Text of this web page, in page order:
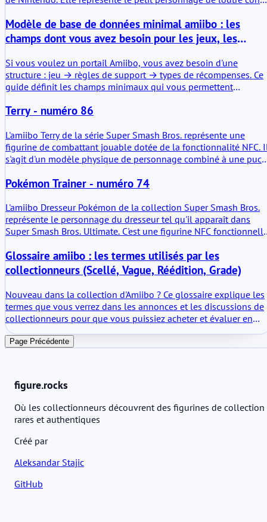
Designer. Comme les autres figurines de cette série, l'objet
contient une petite puce NFC. Lorsqu'elle est scannée par des
consoles Nintendo compatibles, la figurine lie le personnage
aux systèmes de jeu et débloque de petits éléments de contenu
associé.
Modèle de base de données minimal amiibo : les
champs dont vous avez besoin pour les jeux, les
Si vous voulez un portail Amiibo, vous avez besoin d'une
structure : jeu → règles de support → types de récompenses. Ce
guide définit les champs minimaux qui vous permettent
Terry - numéro 86
L'amiibo Terry de la série Super Smash Bros. représente une
figurine de combattant jouable dotée de la fonctionnalité NFC.
s'agit d'un modèle physique de personnage combiné à une puce
d'entraînement et interagir avec les jeux Nintendo compatibles.
collection passif. Il fonctionne comme une figurine pouvant être
lue et modifiée dans les titres pris en charge.
Pokémon Trainer - numéro 74
L'amiibo Dresseur Pokémon de la collection Super Smash Bros.
représente le personnage du dresseur tel qu'il apparaît dans
Super Smash Bros. Ultimate. C'est une figurine NFC
compatibles. En termes pratiques, c'est un partenaire
d'entraînement qui s'adapte au fil du temps. Pas seulement un
objet de décoration, mais pas non plus un appareil complexe. Il
fait ce pour quoi le système amiibo a été conçu.
Glossaire amiibo : les termes utilisés par les
collectionneurs (Scellé, Vague, Réédition, Grade)
Nouveau dans la collection d'Amiibo ? Ce glossaire explique les
termes que vous verrez dans les annonces et les discussions de
collectionneurs pour que vous puissiez acheter et évaluer en
toute confiance.
Page Précédente
figure.rocks
Où les collectionneurs découvrent des figurines de collection
rares et authentiques
Créé par
Aleksandar Stajic
GitHub